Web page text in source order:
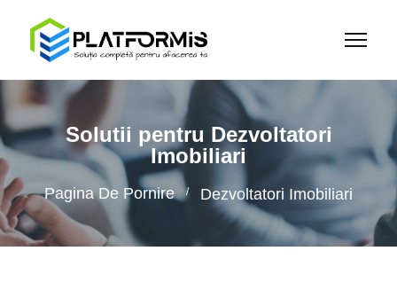
Solutii pentru Dezvoltatori
Imobiliari
Pagina De Pornire Dezvoltatori Imobiliari